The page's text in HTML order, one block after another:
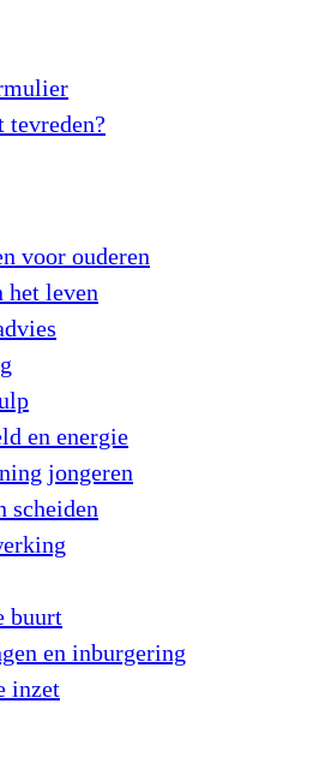
tevreden?
voor ouderen
het leven
en energie
jongeren
scheiden
buurt
en inburgering
inzet